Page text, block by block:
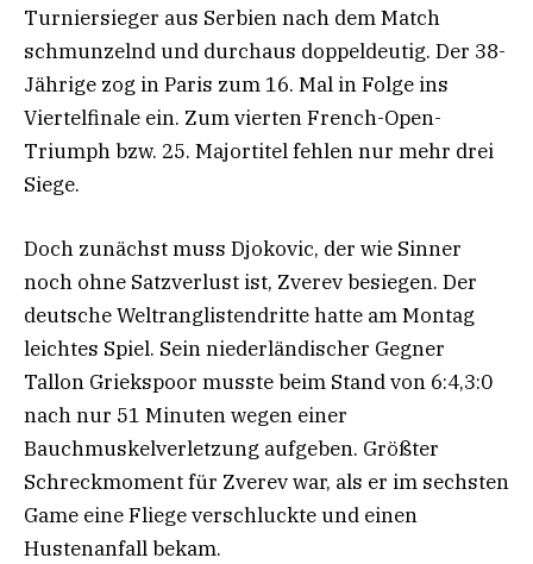
Turniersieger aus Serbien nach dem Match
schmunzelnd und durchaus doppeldeutig. Der 38-
Jährige zog in Paris zum 16. Mal in Folge ins
Viertelfinale ein. Zum vierten French-Open-
Triumph bzw. 25. Majortitel fehlen nur mehr drei
Siege.
Doch zunächst muss Djokovic, der wie Sinner
noch ohne Satzverlust ist, Zverev besiegen. Der
deutsche Weltranglistendritte hatte am Montag
leichtes Spiel. Sein niederländischer Gegner
Tallon Griekspoor musste beim Stand von 6:4,3:0
nach nur 51 Minuten wegen einer
Bauchmuskelverletzung aufgeben. Größter
Schreckmoment für Zverev war, als er im sechsten
Game eine Fliege verschluckte und einen
Hustenanfall bekam.